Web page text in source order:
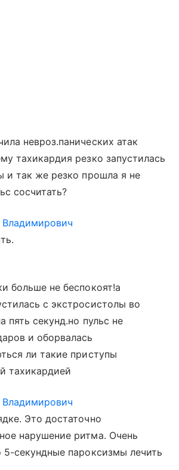
невроз.панических атак
тахикардия резко запустилась
и так же резко прошла я не
сосчитать?
больше не беспокоят!а
с экстросистолы во
пять секунд.но пульс не
и оборвалась
ли такие приступы
тахикардией
Это достаточно
нарушение ритма. Очень
секундные пароксизмы лечить